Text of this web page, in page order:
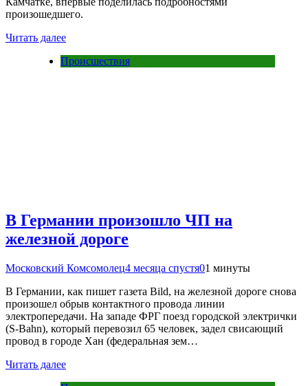
произошедшего.
Читать далее
Происшествия
В Германии произошло ЧП на
железной дороге
Московский Комсомолец4 месяца спустя01 минуты
В Германии, как пишет газета Bild, на железной дороге снова
произошел обрыв контактного провода линии
электропередачи. На западе ФРГ поезд городской электрички
(S-Bahn), который перевозил 65 человек, задел свисающий
провод в городе Хан (федеральная зем…
Читать далее